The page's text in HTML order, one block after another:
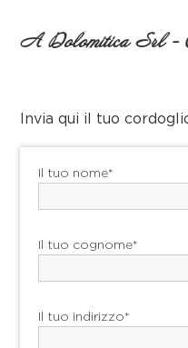
A Dolomitica Srl -
Invia qui il tuo
Il tuo nome*
Il tuo cognome*
Il tuo indirizzo*